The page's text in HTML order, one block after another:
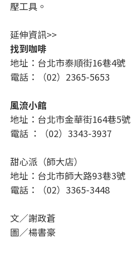
壓工具。
延伸資訊>>
找到咖啡
地址：台北市泰順街16巷4號
電話：（02）2365-5653
風流小館
地址：台北市金華街164巷5號
電話 ：（02）3343-3937
甜心派（師大店）
地址：台北市師大路93巷3號
電話：（02）3365-3448
文／謝政蒼
圖／楊書豪